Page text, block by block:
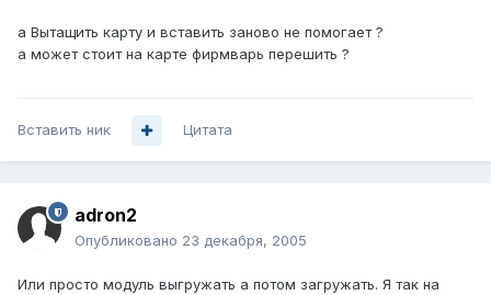
а Вытащить карту и вставить заново не помогает ?
а может стоит на карте фирмварь перешить ?
Вставить ник Цитата
adron2
Опубликовано 23 декабря, 2005
Или просто модуль выгружать а потом загружать. Я так на